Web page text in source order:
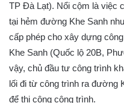
TP Đà Lạt). Nổi cộm là việc
tại hẻm đường Khe Sanh
cấp phép cho xây dựng
Khe Sanh (Quốc lộ 20B,
vậy, chủ đầu tư công trình
lối đi từ công trình ra đường
để thi công công trình.